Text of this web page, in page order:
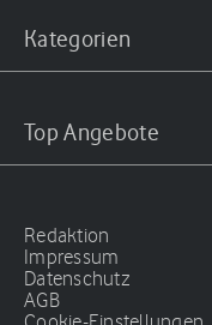
Kategorien
Top Angebote
Redaktion
Impressum
Datenschutz
AGB